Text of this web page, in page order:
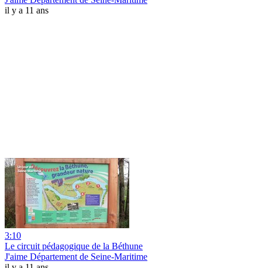
il y a 11 ans
3:10
Le circuit pédagogique de la Béthune
J'aime Département de Seine-Maritime